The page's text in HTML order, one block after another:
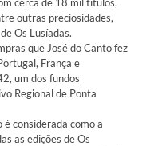
outras preciosidades,
Os Lusíadas.
que José do Canto fez
França e
um dos fundos
Regional de Ponta
é considerada como a
as edições de Os